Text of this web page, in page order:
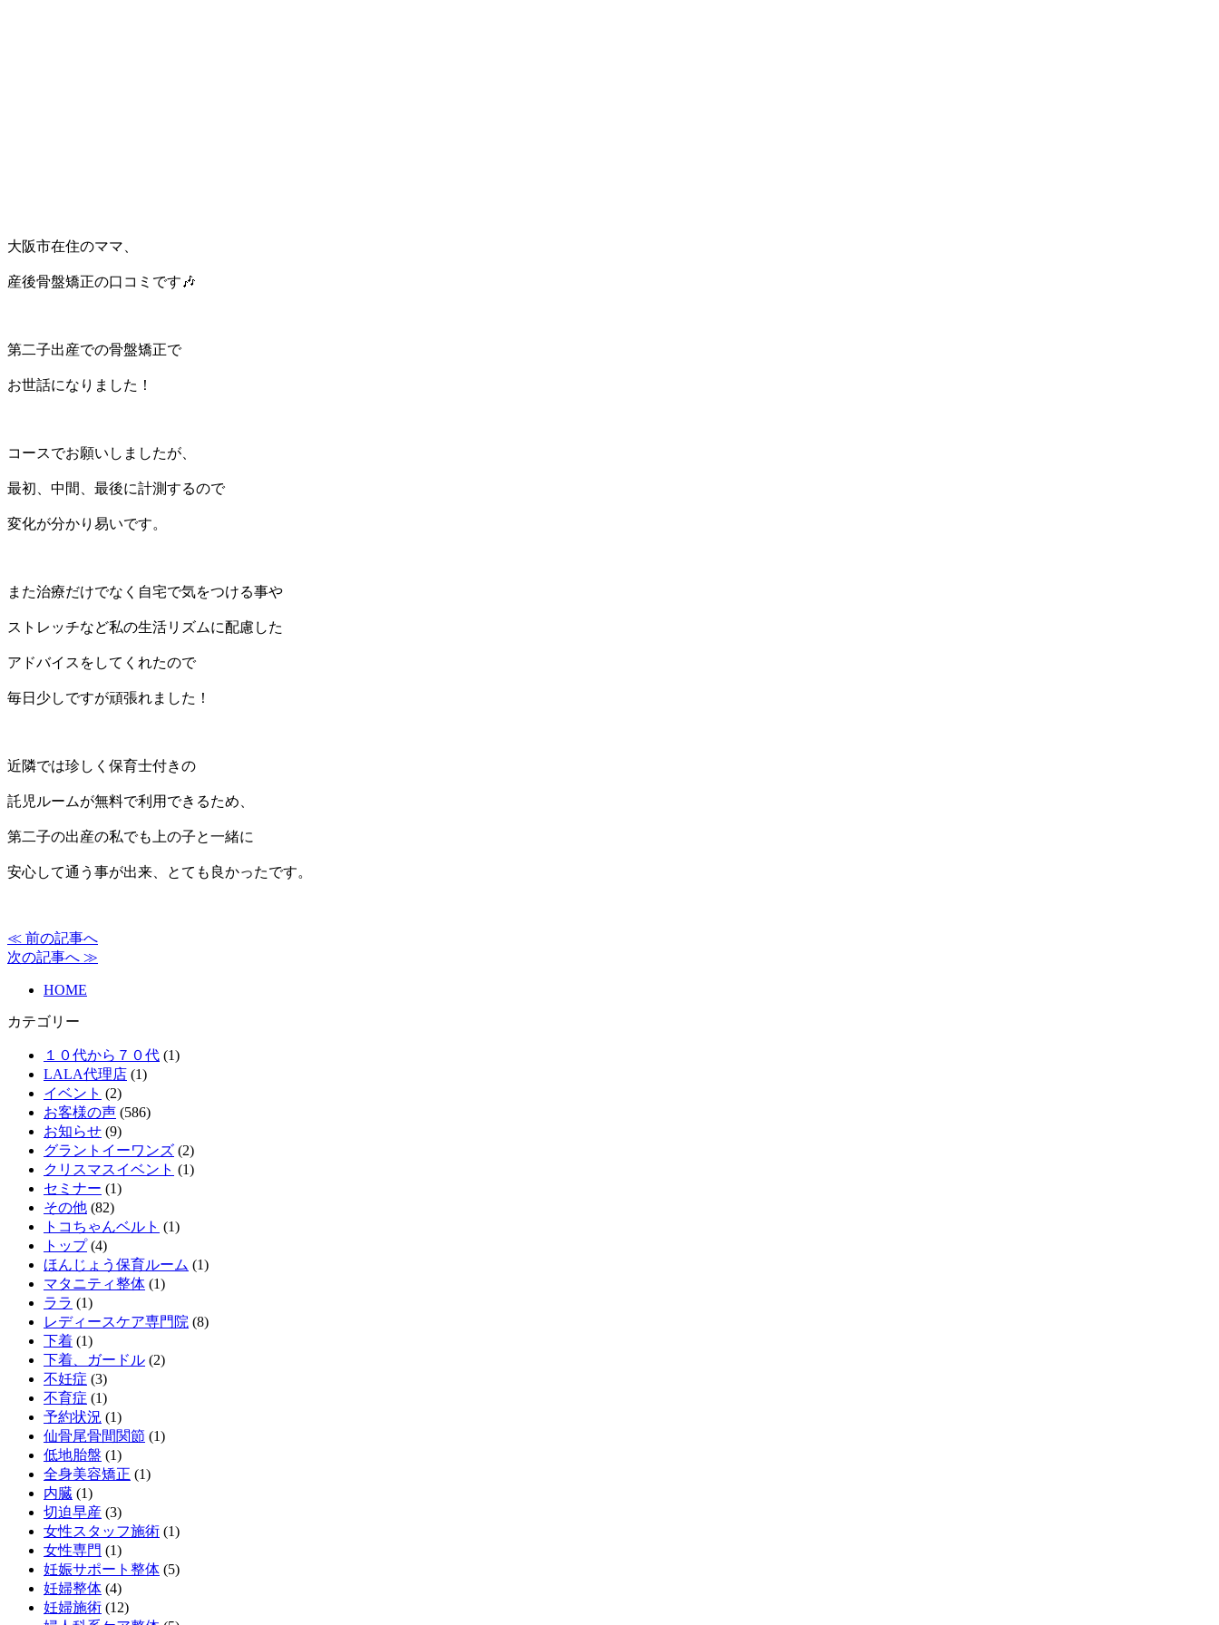
大阪市在住のママ、
産後骨盤矯正の口コミです🎶
第二子出産での骨盤矯正で
お世話になりました！
コースでお願いしましたが、
最初、中間、最後に計測するので
変化が分かり易いです。
また治療だけでなく自宅で気をつける事や
ストレッチなど私の生活リズムに配慮した
アドバイスをしてくれたので
毎日少しですが頑張れました！
近隣では珍しく保育士付きの
託児ルームが無料で利用できるため、
第二子の出産の私でも上の子と一緒に
安心して通う事が出来、とても良かったです。
≪ 前の記事へ
次の記事へ ≫
HOME
カテゴリー
１０代から７０代 (1)
LALA代理店 (1)
イベント (2)
お客様の声 (586)
お知らせ (9)
グラントイーワンズ (2)
クリスマスイベント (1)
セミナー (1)
その他 (82)
トコちゃんベルト (1)
トップ(4)
ほんじょう保育ルーム (1)
マタニティ整体 (1)
ララ (1)
レディースケア専門院 (8)
下着 (1)
下着、ガードル (2)
不妊症 (3)
不育症 (1)
予約状況 (1)
仙骨尾骨間関節 (1)
低地胎盤 (1)
全身美容矯正 (1)
内臓 (1)
切迫早産 (3)
女性スタッフ施術 (1)
女性専門 (1)
妊娠サポート整体 (5)
妊婦整体 (4)
妊婦施術 (12)